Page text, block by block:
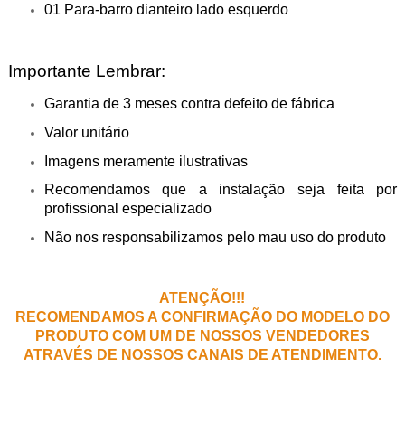
01 Para-barro dianteiro lado esquerdo
Importante Lembrar:
Garantia de 3 meses contra defeito de fábrica
Valor unitário
Imagens meramente ilustrativas
Recomendamos que a instalação seja feita por
profissional especializado
Não nos responsabilizamos pelo mau uso do produto
ATENÇÃO!!!
RECOMENDAMOS A CONFIRMAÇÃO DO MODELO DO
PRODUTO COM UM DE NOSSOS VENDEDORES
ATRAVÉS DE NOSSOS CANAIS DE ATENDIMENTO.